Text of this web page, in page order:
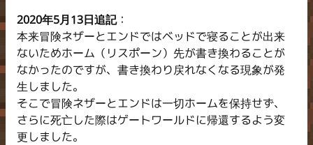
2020年5月13日追記：
本来冒険ネザーとエンドではベッドで寝ることが出来
ないためホーム（リスポーン）先が書き換わることが
なかったのですが、書き換わり戻れなくなる現象が発
生しました。
そこで冒険ネザーとエンドは一切ホームを保持せず、
さらに死亡した際はゲートワールドに帰還するよう変
更しました。